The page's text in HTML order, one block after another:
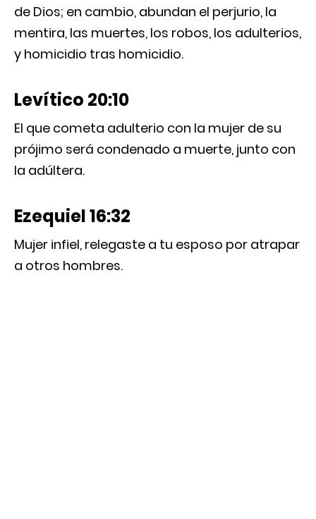
de Dios; en cambio, abundan el perjurio, la
mentira, las muertes, los robos, los adulterios,
y homicidio tras homicidio.
Levítico 20:10
El que cometa adulterio con la mujer de su
prójimo será condenado a muerte, junto con
la adúltera.
Ezequiel 16:32
Mujer infiel, relegaste a tu esposo por atrapar
a otros hombres.